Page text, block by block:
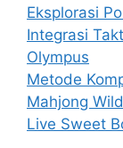
Eksplorasi
Integrasi
Olympus
Metode
Mahjong
Live Sweet